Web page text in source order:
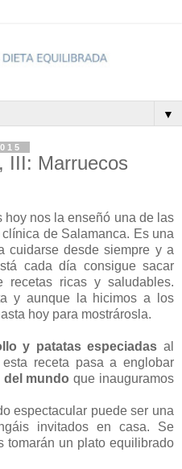
▼
III: Marruecos
hoy nos la enseñó una de las
de Salamanca. Es una
cuidarse desde siempre y a
cada día consigue sacar
recetas ricas y saludables.
y aunque la hicimos a los
hoy para mostrárosla.
y patatas especiadas al
receta pasa a englobar
del mundoque inauguramos
espectacular puede ser una
invitados en casa. Se
tomarán un plato equilibrado